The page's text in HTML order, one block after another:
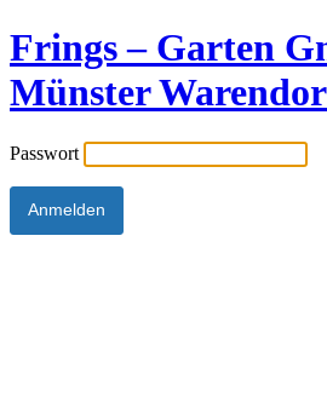
Frings – Garten
Münster
Passwort